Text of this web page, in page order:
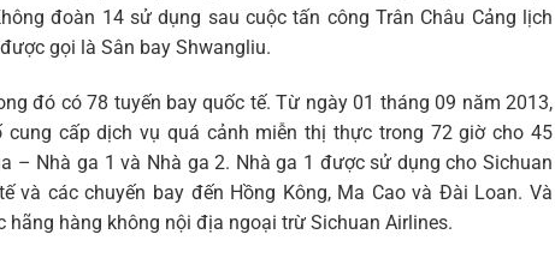
đoàn 14 sử dụng sau cuộc tấn công Trân Châu Cảng lịch
gọi là Sân bay Shwangliu.
đó có 78 tuyến bay quốc tế. Từ ngày 01 tháng 09 năm 2013,
cấp dịch vụ quá cảnh miễn thị thực trong 72 giờ cho 45
– Nhà ga 1 và Nhà ga 2. Nhà ga 1 được sử dụng cho Sichuan
và các chuyến bay đến Hồng Kông, Ma Cao và Đài Loan. Và
hãng hàng không nội địa ngoại trừ Sichuan Airlines.